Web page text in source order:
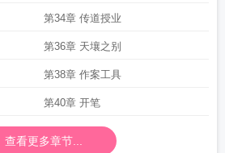
第34章 传道授业
第36章 天壤之别
第38章 作案工具
第40章 开笔
查看更多章节...